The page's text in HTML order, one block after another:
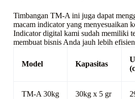
Timbangan TM-A ini juga dapat
macam indicator yang menyesuaikan
Indicator digital kami sudah memiliki
membuat bisnis Anda jauh lebih
Model Kapasitas
TM-A 30kg 30kg x 5 gr